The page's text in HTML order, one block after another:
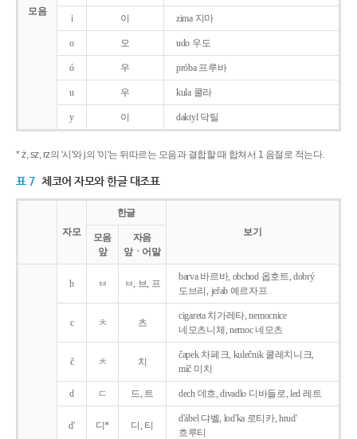
모음
i 이 zima 지마
o 오 udo 우도
ó 우 próba 프루바
u 우 kula 쿨라
y 이 daktyl 닥틸
* ż, sz, rz의 '시'와 j의 '이'는 뒤따르는 모음과 결합할 때 합쳐서 1 음절로 적는다.
표 7 체코어 자모와 한글 대조표
자모
한글
보기
모음
앞
자음
앞ㆍ어말
b ㅂ ㅂ, 브, 프
barva 바르바, obchod 옵호트, dobrý
도브리, jeřab 예르자프
c ㅊ 츠
cigareta 치가레타, nemocnice
네모츠니체, nemoc 네모츠
č ㅊ 치
čapek 차페크, kulečnik 쿨레치니크,
míč 미치
d ㄷ 드, 트 dech 데흐, divadlo 디바들로, led 레트
d' 디* 디, 티
d'ábel 댜벨, lod'ka 로티카, hrud'
흐루티